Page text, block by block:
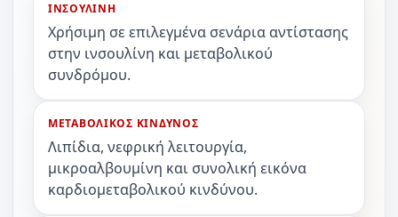
ΙΝΣΟΥΛΙΝΗ
Χρήσιμη σε επιλεγμένα σενάρια αντίστασης
στην ινσουλίνη και μεταβολικού
συνδρόμου.
ΜΕΤΑΒΟΛΙΚΟΣ ΚΙΝΔΥΝΟΣ
Λιπίδια, νεφρική λειτουργία,
μικροαλβουμίνη και συνολική εικόνα
καρδιομεταβολικού κινδύνου.